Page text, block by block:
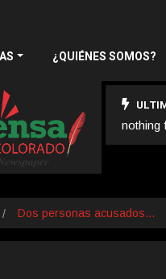
¿QUIÉNES SOMOS?
nothing
Dos personas acusados…